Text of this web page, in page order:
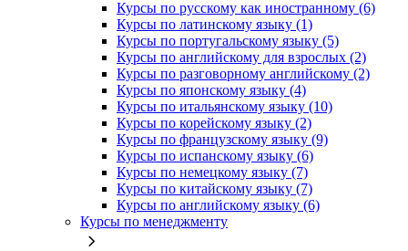
Курсы по русскому как иностранному (6)
Курсы по латинскому языку (1)
Курсы по португальскому языку (5)
Курсы по английскому для взрослых (2)
Курсы по разговорному английскому (2)
Курсы по японскому языку (4)
Курсы по итальянскому языку (10)
Курсы по корейскому языку (2)
Курсы по французскому языку (9)
Курсы по испанскому языку (6)
Курсы по немецкому языку (7)
Курсы по китайскому языку (7)
Курсы по английскому языку (6)
Курсы по менеджменту